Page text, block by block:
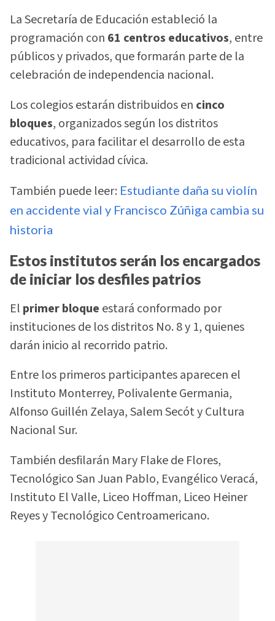
La Secretaría de Educación estableció la
programación con 61 centros educativos, entre
públicos y privados, que formarán parte de la
celebración de independencia nacional.
Los colegios estarán distribuidos en cinco
bloques, organizados según los distritos
educativos, para facilitar el desarrollo de esta
tradicional actividad cívica.
También puede leer: Estudiante daña su violín
en accidente vial y Francisco Zúñiga cambia su
historia
Estos institutos serán los encargados
de iniciar los desfiles patrios
El primer bloque estará conformado por
instituciones de los distritos No. 8 y 1, quienes
darán inicio al recorrido patrio.
Entre los primeros participantes aparecen el
Instituto Monterrey, Polivalente Germania,
Alfonso Guillén Zelaya, Salem Secót y Cultura
Nacional Sur.
También desfilarán Mary Flake de Flores,
Tecnológico San Juan Pablo, Evangélico Veracá,
Instituto El Valle, Liceo Hoffman, Liceo Heiner
Reyes y Tecnológico Centroamericano.